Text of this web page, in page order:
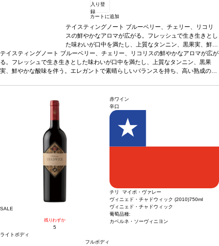
入り登
録
カートに追加
テイスティングノート ブルーベリー、チェリー、リコリ
スの鮮やかなアロマが広がる。フレッシュで生き生きとし
た味わいが口中を満たし、上質なタンニン、黒果実、鮮や
かな酸味を伴う。エレガントで素晴らしいバランスを持
ち、高い熟成のポテンシャルを予感させる逸品。
合う料
理神戸牛、トリュフ、グリルしたラムなどと好相性葡萄
テイスティングノート ブルーベリー、チェリー、リコリスの鮮やかなアロマが広が
る。フレッシュで生き生きとした味わいが口中を満たし、上質なタンニン、黒果
実、鮮やかな酸味を伴う。エレガントで素晴らしいバランスを持ち、高い熟成のポ
SALE
残りわずか
5
ライトボディ
フルボディ
赤ワイン
辛口
チリ マイポ・ヴァレー
ヴィニェド・チャドウィック (2010)750ml
ヴィニェド・チャドウィック
葡萄品種:
カベルネ・ソーヴィニヨン